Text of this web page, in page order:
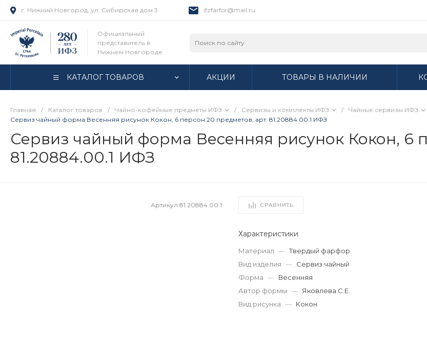
г. Нижний Новгород, ул. Сибирская дом 3 ifzfarfor@mail.ru
Официальный
представитель в
Нижнем Новгороде
КАТАЛОГ ТОВАРОВ АКЦИИ ТОВАРЫ В НАЛИЧИИ
Главная / Каталог товаров / Чайно-кофейные предметы ИФЗ / Сервизы и комплекты ИФЗ / Чайные сервизы ИФЗ
Сервиз чайный форма Весенняя рисунок Кокон, 6 персон 20 предметов, арт. 81.20884.00.1 ИФЗ
Сервиз чайный форма Весенняя рисунок Кокон, 6
81.20884.00.1 ИФЗ
Артикул81.20884.00.1 СРАВНИТЬ
Характеристики
Материал — Твердый фарфор
Вид изделия — Сервиз чайный
Форма — Весенняя
Автор формы — Яковлева С.Е.
Вид рисунка — Кокон